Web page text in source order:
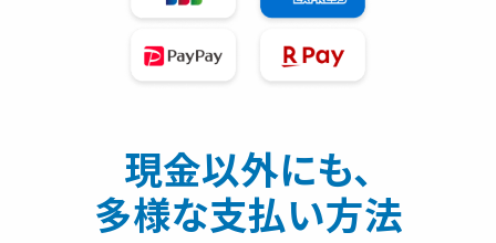
現金以外にも、
多様な支払い方法